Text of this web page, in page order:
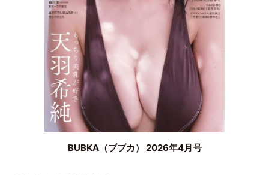
BUBKA（ブブカ） 2026年4月号